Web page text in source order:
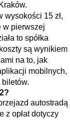
wysokości 15 zł,
w pierwszej
to spółka
są wynikiem
na to, jak
mobilnych,
autostradą
opłat dotyczy